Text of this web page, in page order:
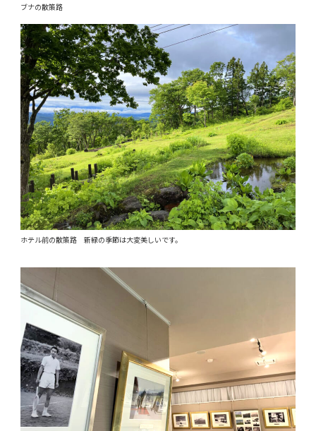
ブナの散策路
ホテル前の散策路 新緑の季節は大変美しいです。